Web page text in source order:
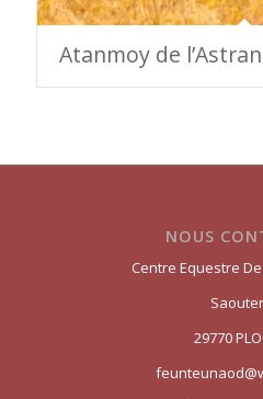
Atanmoy de l’Astran
NOUS
Centre Equestre
29770